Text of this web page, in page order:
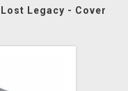
Legacy - Cover